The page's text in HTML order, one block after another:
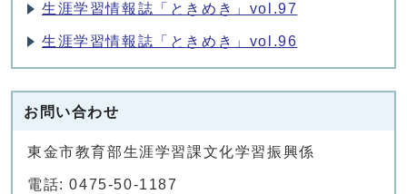
生涯学習情報誌「ときめき」vol.97
生涯学習情報誌「ときめき」vol.96
お問い合わせ
東金市教育部生涯学習課文化学習振興係
電話: 0475-50-1187